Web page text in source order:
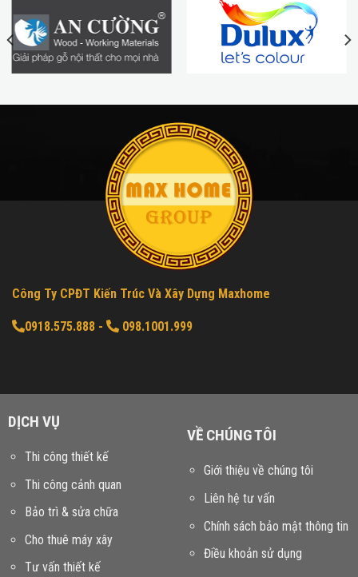
Công Ty CPĐT Kiến Trúc Và Xây Dựng Maxhome
0918.575.888 - 098.1001.999
DỊCH VỤ
Thi công thiết kế
Thi công cảnh quan
Bảo trì & sửa chữa
Cho thuê máy xây
Tư vấn thiết kế
VỀ CHÚNG TÔI
Giới thiệu về chúng tôi
Liên hệ tư vấn
Chính sách bảo mật thông tin
Điều khoản sử dụng